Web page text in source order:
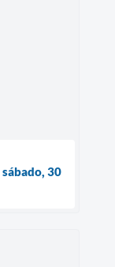
30